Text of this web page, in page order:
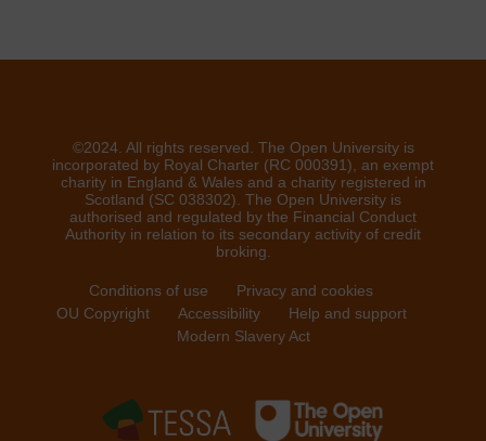
©2024. All rights reserved. The Open University is
incorporated by Royal Charter (RC 000391), an exempt
charity in England & Wales and a charity registered in
Scotland (SC 038302). The Open University is
authorised and regulated by the Financial Conduct
Authority in relation to its secondary activity of credit
broking.
Conditions of use
Privacy and cookies
OU Copyright
Accessibility
Help and support
Modern Slavery Act